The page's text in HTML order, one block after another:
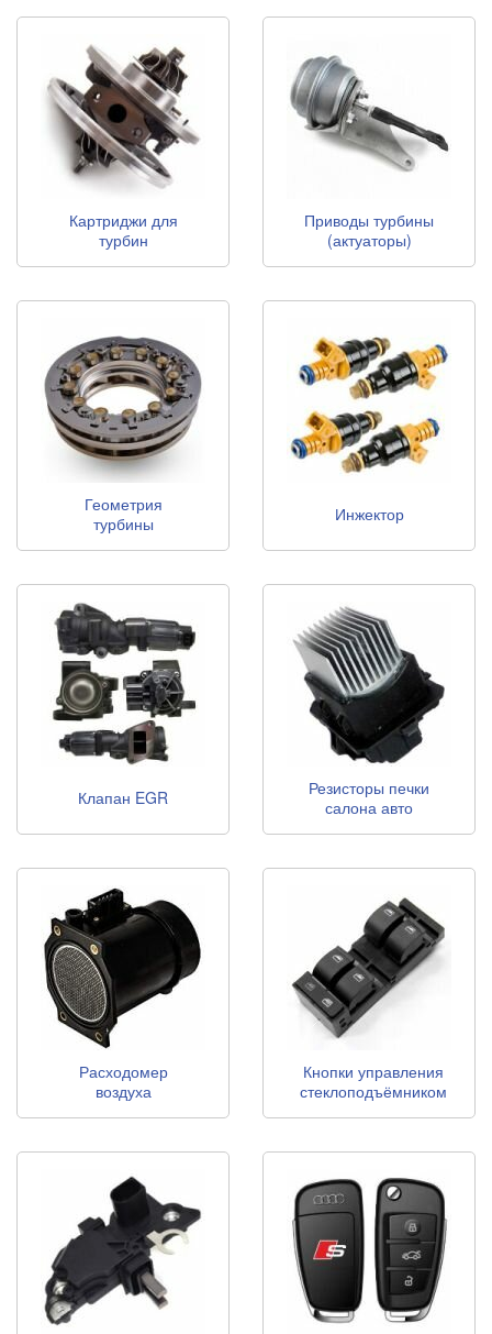
Картриджи для
турбин
Приводы турбины
(актуаторы)
Геометрия
турбины
Инжектор
Клапан EGR
Резисторы печки
салона авто
Расходомер
воздуха
Кнопки управления
стеклоподъёмником